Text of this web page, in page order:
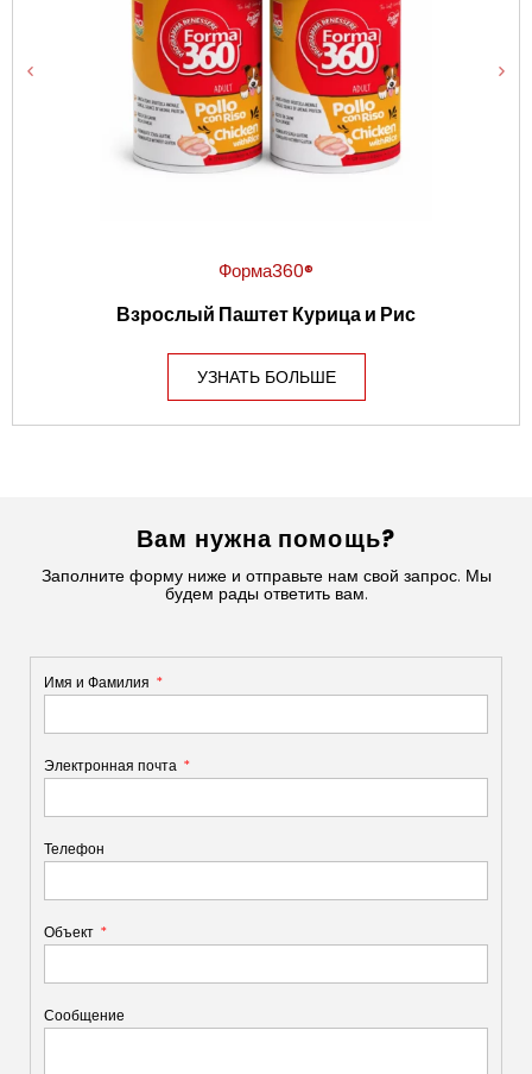
Форма360®
Взрослый Паштет Курица и Рис
УЗНАТЬ БОЛЬШЕ
Вам нужна помощь?
Заполните форму ниже и отправьте нам свой запрос. Мы
будем рады ответить вам.
Имя и Фамилия
Электронная почта
Телефон
Объект
Сообщение